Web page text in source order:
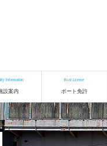
Information
設案内
Boat License
ボート免許